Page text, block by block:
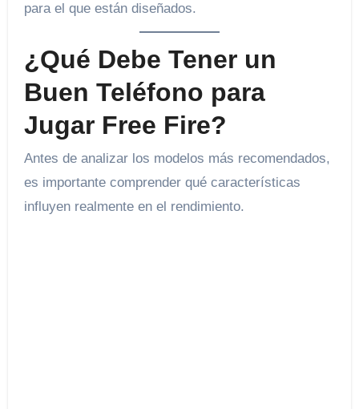
para el que están diseñados.
¿Qué Debe Tener un
Buen Teléfono para
Jugar Free Fire?
Antes de analizar los modelos más recomendados,
es importante comprender qué características
influyen realmente en el rendimiento.